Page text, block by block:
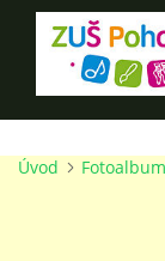
ÚVOD
100 LET ZUŠ
Úvod Fotoalbum